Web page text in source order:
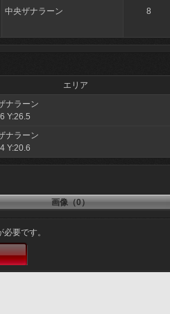
中央ザナラーン 8
エリア
ナラーン
Y:26.5
ナラーン
Y:20.6
画像（0）
要です。